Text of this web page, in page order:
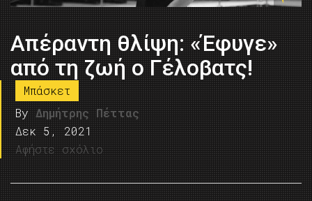
Απέραντη θλίψη: «Έφυγε»
από τη ζωή ο Γέλοβατς!
Μπάσκετ
By Δημήτρης Πέττας
Δεκ 5, 2021
Αφήστε σχόλιο